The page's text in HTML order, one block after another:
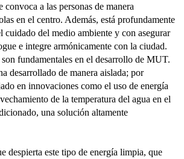
a las personas de manera
en el centro. Además, está profundamente
cuidado del medio ambiente y con asegurar
e integre armónicamente con la ciudad.
son fundamentales en el desarrollo de MUT.
desarrollado de manera aislada; por
en innovaciones como el uso de energía
de la temperatura del agua en el
una solución altamente
despierta este tipo de energía limpia, que